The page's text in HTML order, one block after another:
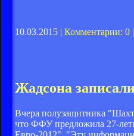
10.03.2015 | Комментарии: 0 |
Жадсона
Вчера полузащитника
что ФФУ предложила 27-